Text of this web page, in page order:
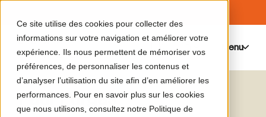
Ce site utilise des cookies pour collecter des
informations sur votre navigation et améliorer votre
expérience. Ils nous permettent de mémoriser vos
préférences, de personnaliser les contenus et
d’analyser l’utilisation du site afin d’en améliorer les
performances. Pour en savoir plus sur les cookies
que nous utilisons, consultez notre Politique de
Menu
Paul Purgas